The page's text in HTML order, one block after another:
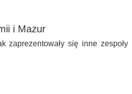
i Mazur
się inne zespoły